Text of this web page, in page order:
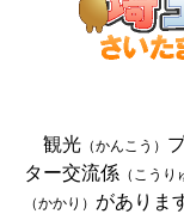
観光 （かんこう）
ター交流係 （こうり
（かかり） がありま